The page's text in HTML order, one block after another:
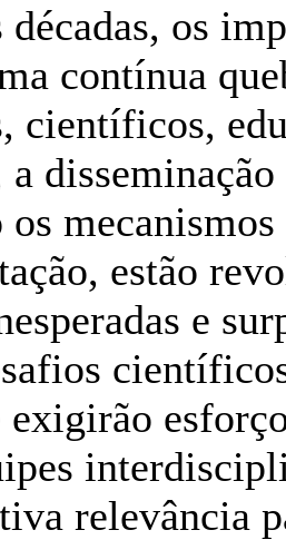
os
contínua
científicos,
estão
e
exigirão
relevância